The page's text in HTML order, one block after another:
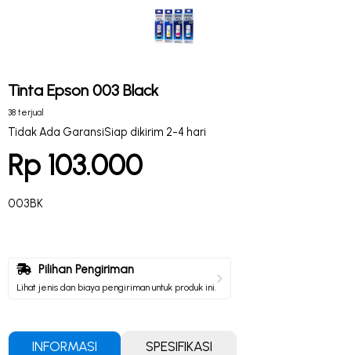
Tinta Epson 003 Black
38 terjual
Tidak Ada GaransiSiap dikirim 2-4 hari
Rp 103.000
003BK
Pilihan Pengiriman
Lihat jenis dan biaya pengiriman untuk produk ini.
INFORMASI SPESIFIKASI